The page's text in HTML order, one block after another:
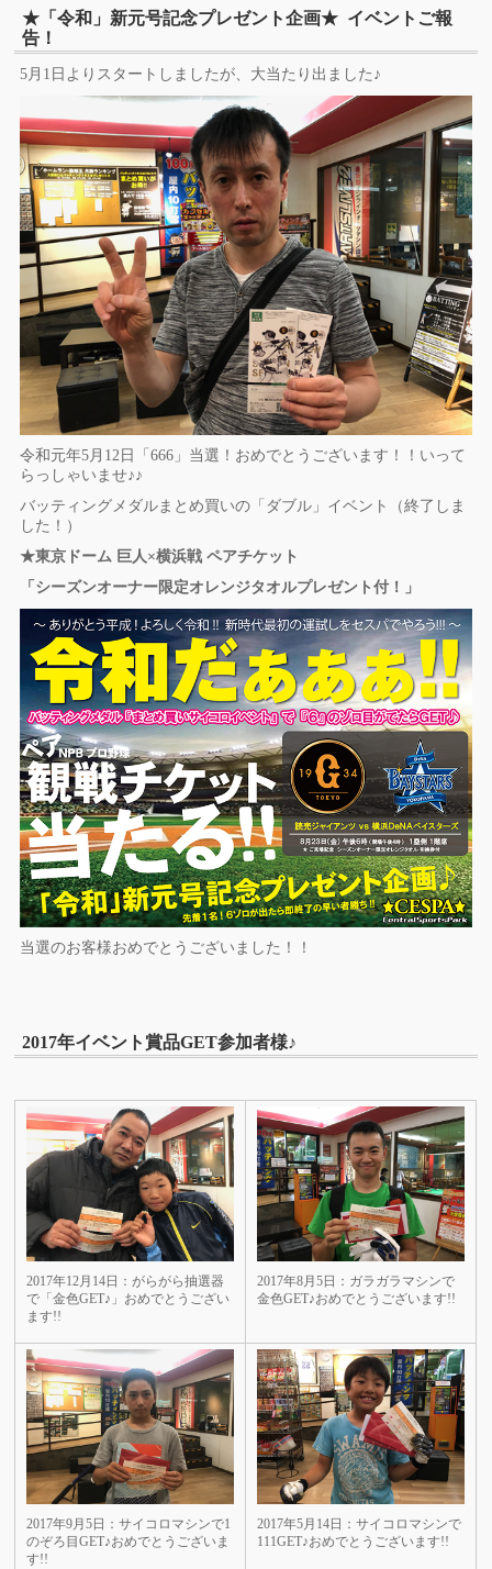
★「令和」新元号記念プレゼント企画★ イベントご報
告！
5月1日よりスタートしましたが、大当たり出ました♪
令和元年5月12日「666」当選！おめでとうございます！！いって
らっしゃいませ♪♪
バッティングメダルまとめ買いの「ダブル」イベント（終了しま
した！）
★東京ドーム 巨人×横浜戦 ペアチケット
「シーズンオーナー限定オレンジタオルプレゼント付！」
当選のお客様おめでとうございました！！
2017年イベント賞品GET参加者様♪
2017年12月14日：がらがら抽選器
で「金色GET♪」おめでとうござい
ます!!
2017年8月5日：ガラガラマシンで
金色GET♪おめでとうございます!!
2017年9月5日：サイコロマシンで1
のぞろ目GET♪おめでとうございま
す!!
2017年5月14日：サイコロマシンで
111GET♪おめでとうございます!!